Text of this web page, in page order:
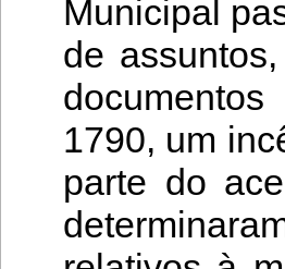
Municipal
de
1790, um
parte do